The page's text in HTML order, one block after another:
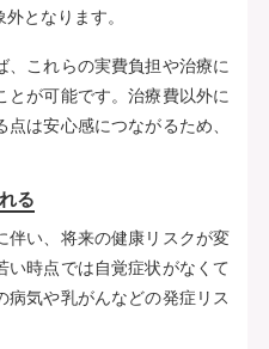
となります。
、これらの実費負担や治療に
とが可能です。治療費以外に
は安心感につながるため、
る
伴い、将来の健康リスクが変
い時点では自覚症状がなくて
病気や乳がんなどの発症リス